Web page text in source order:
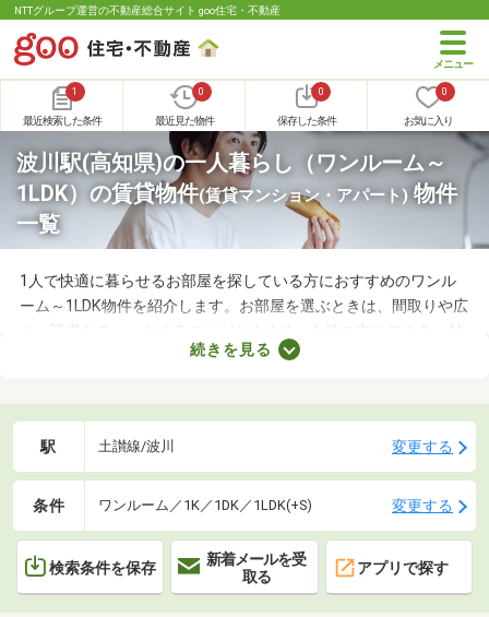
NTTグループ運営の不動産総合サイト goo住宅・不動産
1
最近検索した条件
0
最近見た物件
0
保存した条件
0
お気に入り
波川駅(高知県)の一人暮らし（ワンルーム～
1LDK）の賃貸物件(賃貸マンション・アパート) 物件
一覧
1人で快適に暮らせるお部屋を探している方におすすめのワンル
ーム～1LDK物件を紹介します。お部屋を選ぶときは、間取りや広
さ、設備をチェックすることがおすすめ。女性の方はモニター付
きインターホンやオートロックの有無も見ておきましょう。セキ
れば、自分だけのくつろぎの空間を手に入れられますよ。
続きを見る
駅 土讃線/波川 変更する
条件 ワンルーム／1K／1DK／1LDK(+S) 変更する
検索条件を保存
新着メールを受
取る
アプリで探す